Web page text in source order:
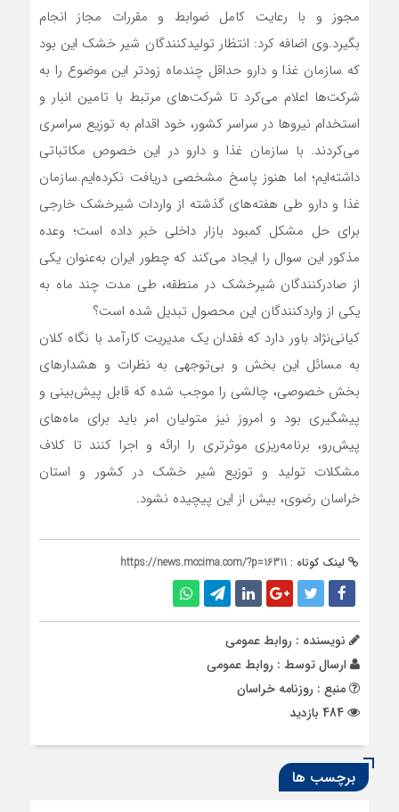
مجوز و با رعایت کامل ضوابط و مقررات مجاز انجام
بگیرد.وی اضافه کرد: انتظار تولیدکنندگان شیر خشک این بود
که سازمان غذا و دارو حداقل چندماه زودتر این موضوع را به
شرکت‌ها اعلام می‌کرد تا شرکت‌های مرتبط با تامین انبار و
استخدام نیروها در سراسر کشور، خود اقدام به توزیع سراسری
می‌کردند. با سازمان غذا و دارو در این خصوص مکاتباتی
داشته‌ایم؛ اما هنوز پاسخ مشخصی دریافت نکرده‌ایم.سازمان
غذا و دارو طی هفته‌های گذشته از واردات شیرخشک خارجی
برای حل مشکل کمبود بازار داخلی خبر داده است؛ وعده
مذکور این سوال را ایجاد می‌کند که چطور ایران به‌عنوان یکی
از صادرکنندگان شیرخشک در منطقه، طی مدت چند ماه به
یکی از واردکنندگان این محصول تبدیل شده است؟
کیانی‌نژاد باور دارد که فقدان یک مدیریت کارآمد با نگاه کلان
به مسائل این بخش و بی‌توجهی به نظرات و هشدارهای
بخش خصوصی، چالشی را موجب شده که قابل پیش‌بینی و
پیشگیری بود و امروز نیز متولیان امر باید برای ماه‌های
پیش‌رو، برنامه‌ریزی موثرتری را ارائه و اجرا کنند تا کلاف
مشکلات تولید و توزیع شیر خشک در کشور و استان
خراسان رضوی، بیش از این پیچیده نشود.
لینک کوتاه : https://news.mccima.com/?p=16311
نویسنده : روابط عمومی
ارسال توسط : روابط عمومی
منبع : روزنامه خراسان
برچسب ها